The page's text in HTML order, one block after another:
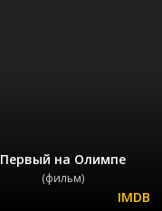
Первый на Олимпе
(фильм)